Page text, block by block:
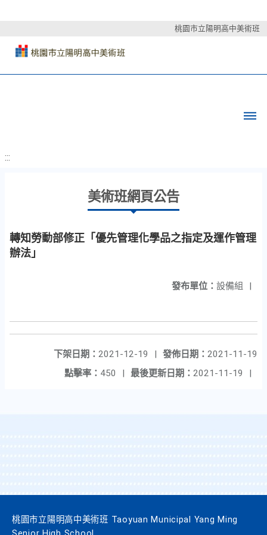
桃園市立陽明高中美術班
:::
美術班網頁公告
轉知勞動部修正「優先管理化學品之指定及運作管理
辦法」
發布單位： 設備組 |
發佈日期： 2021-11-19
下架日期： 2021-12-19
|
最後更新日期： 2021-11-19 |
點擊率： 450 |
桃園市立陽明高中美術班 Taoyuan Municipal Yang Ming